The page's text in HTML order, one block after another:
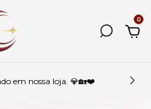
0
em nossa loja. 💎🏡❤️